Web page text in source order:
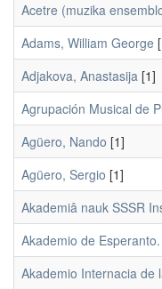
Acetre (muzika
Adams, William George
Adjakova, Anastasija [1]
Agrupación Musical de
Agüero, Nando [1]
Agüero, Sergio [1]
Akademiâ nauk SSSR
Akademio de
Akademio Internacia de